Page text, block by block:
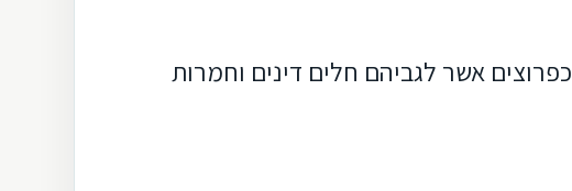
כפרוצים אשר לגביהם חלים דינים וחמרות